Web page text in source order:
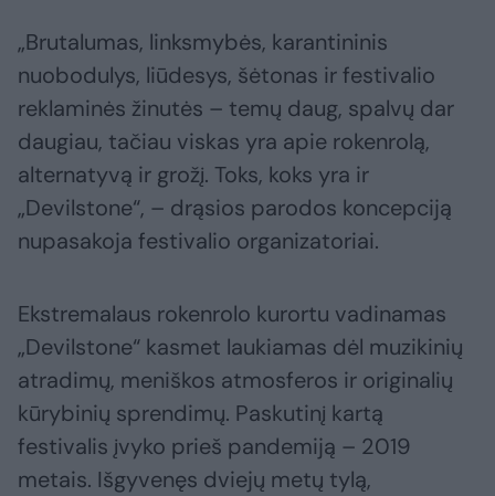
„Brutalumas, linksmybės, karantininis
nuobodulys, liūdesys, šėtonas ir festivalio
reklaminės žinutės – temų daug, spalvų dar
daugiau, tačiau viskas yra apie rokenrolą,
alternatyvą ir grožį. Toks, koks yra ir
„Devilstone“, – drąsios parodos koncepciją
nupasakoja festivalio organizatoriai.
Ekstremalaus rokenrolo kurortu vadinamas
„Devilstone“ kasmet laukiamas dėl muzikinių
atradimų, meniškos atmosferos ir originalių
kūrybinių sprendimų. Paskutinį kartą
festivalis įvyko prieš pandemiją – 2019
metais. Išgyvenęs dviejų metų tylą,